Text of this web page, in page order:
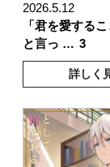
2026.5.12
「君を愛するこ
と言っ … 3
詳しく